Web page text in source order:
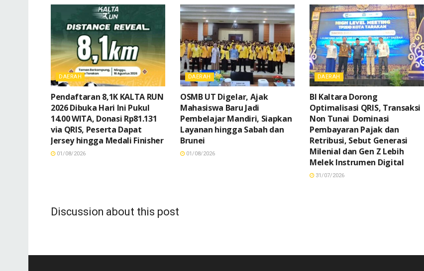
DAERAH
Pendaftaran 8,1K KALTA RUN
2026 Dibuka Hari Ini Pukul
14.00 WITA, Donasi Rp81.131
via QRIS, Peserta Dapat
Jersey hingga Medali Finisher
01/08/2026
DAERAH
OSMB UT Digelar, Ajak
Mahasiswa Baru Jadi
Pembelajar Mandiri, Siapkan
Layanan hingga Sabah dan
Brunei
01/08/2026
DAERAH
BI Kaltara Dorong
Optimalisasi QRIS, Transaksi
Non Tunai Dominasi
Pembayaran Pajak dan
Retribusi, Sebut Generasi
Milenial dan Gen Z Lebih
Melek Instrumen Digital
31/07/2026
Discussion about this post